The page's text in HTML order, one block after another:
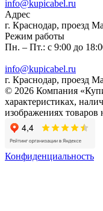
info@kupicabel.ru
Адрес
г. Краснодар, проезд
Режим работы
Пн. – Пт.: с 9:00 до
info@kupicabel.ru
г. Краснодар, проезд
© 2026 Компания
характеристиках,
изображениях товаров
Конфиденциальность